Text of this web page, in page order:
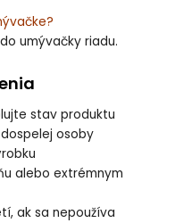
umývačky riadu.
stav produktu
osoby
alebo extrémnym
ak sa nepoužíva